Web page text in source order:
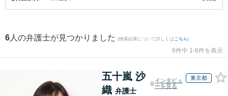
6 人の弁護士が見つかりました (検索結果について詳しくは こちら)
6件中 1-6件を表示
五十嵐 沙
織 弁護士
インタビュ
ーを見る
東京都